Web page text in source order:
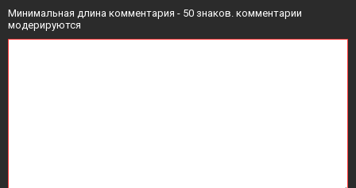
Минимальная длина комментария - 50 знаков. комментарии
модерируются